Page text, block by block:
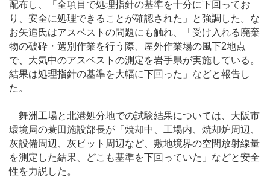
配布し、「全項目で処理指針の基準を十分に下回ってお
り、安全に処理できることが確認された」と強調した。な
お矢追氏はアスベストの問題にも触れ、「受け入れる廃棄
物の破砕・選別作業を行う際、屋外作業場の風下2地点
で、大気中のアスベストの測定を岩手県が実施している。
結果は処理指針の基準を大幅に下回った」などと報告し
た。
舞洲工場と北港処分地での試験結果については、大阪市
環境局の蓑田施設部長が「焼却中、工場内、焼却炉周辺、
灰設備周辺、灰ピット周辺など、敷地境界の空間放射線量
を測定した結果、どこも基準を下回っていた」などと安全
性を力説した。